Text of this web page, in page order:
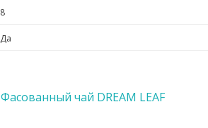
8
Да
Фасованный чай DREAM LEAF